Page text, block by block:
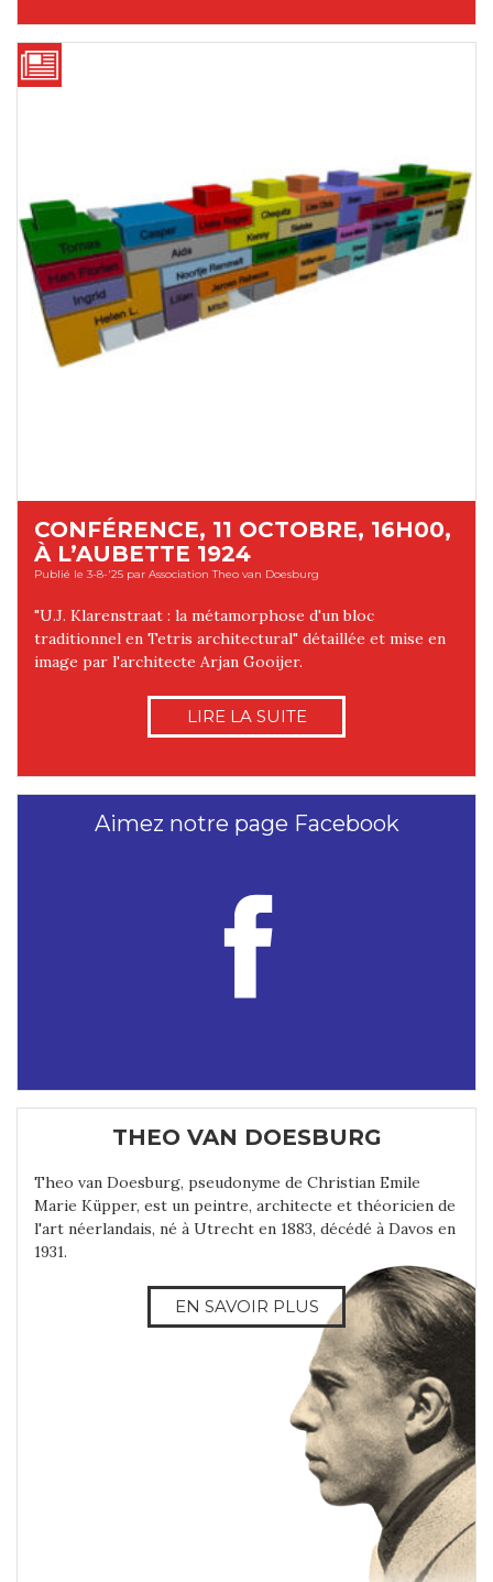
CONFÉRENCE, 11 OCTOBRE, 16H00,
À L’AUBETTE 1924
Publié le 3-8-'25 par Association Theo van Doesburg
"U.J. Klarenstraat : la métamorphose d'un bloc
traditionnel en Tetris architectural" détaillée et mise en
image par l'architecte Arjan Gooijer.
LIRE LA SUITE
Aimez notre page Facebook
THEO VAN DOESBURG
Theo van Doesburg, pseudonyme de Christian Emile
Marie Küpper, est un peintre, architecte et théoricien de
l'art néerlandais, né à Utrecht en 1883, décédé à Davos en
1931.
EN SAVOIR PLUS